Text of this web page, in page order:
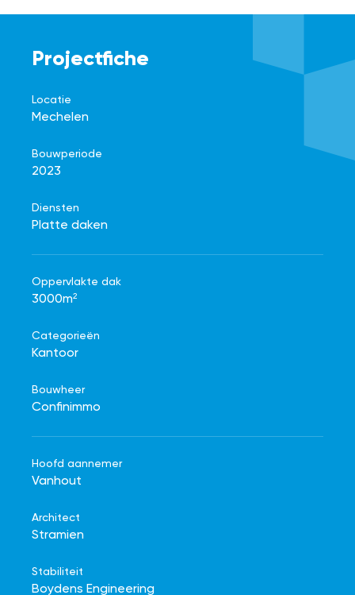
Projectfiche
Locatie
Mechelen
Bouwperiode
2023
Diensten
Platte daken
Oppervlakte dak
3000m²
Categorieën
Kantoor
Bouwheer
Confinimmo
Hoofd aannemer
Vanhout
Architect
Stramien
Stabiliteit
Boydens Engineering